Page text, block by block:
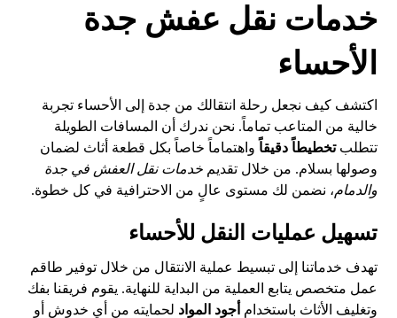
خدمات نقل عفش جدة
الأحساء
اكتشف كيف نجعل رحلة انتقالك من جدة إلى الأحساء تجربة
خالية من المتاعب تماماً. نحن ندرك أن المسافات الطويلة
تتطلبتخطيطاً دقيقاً واهتماماً خاصاً بكل قطعة أثاث لضمان
وصولها بسلام. من خلال تقديمخدمات نقل العفش في جدة
والدمام، نضمن لك مستوى عالٍ من الاحترافية في كل خطوة.
تسهيل عمليات النقل للأحساء
تهدف خدماتنا إلى تبسيط عملية الانتقال من خلال توفير طاقم
عمل متخصص يتابع العملية من البداية للنهاية. يقوم فريقنا بفك
وتغليف الأثاث باستخدام أجود المواد لحمايته من أي خدوش أو